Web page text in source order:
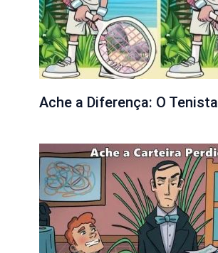
Ache a Diferença: O Tenista